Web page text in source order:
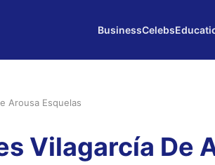
BusinessCelebs
Arousa Esquelas
Vilagarcía De